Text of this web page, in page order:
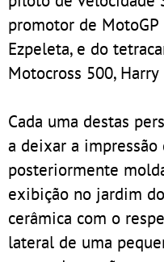
promotor de MotoGP
Ezpeleta, e do
Motocross 500, Harry
Cada uma destas
a deixar a
posteriormente
exibição no jardim
cerâmica com o
lateral de uma